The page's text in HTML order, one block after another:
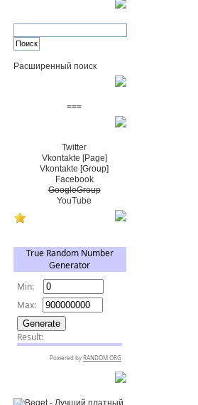
Расширенный поиск
===
Twitter
Vkontakte [Page]
Vkontakte [Group]
Facebook
GoogleGroup
YouTube